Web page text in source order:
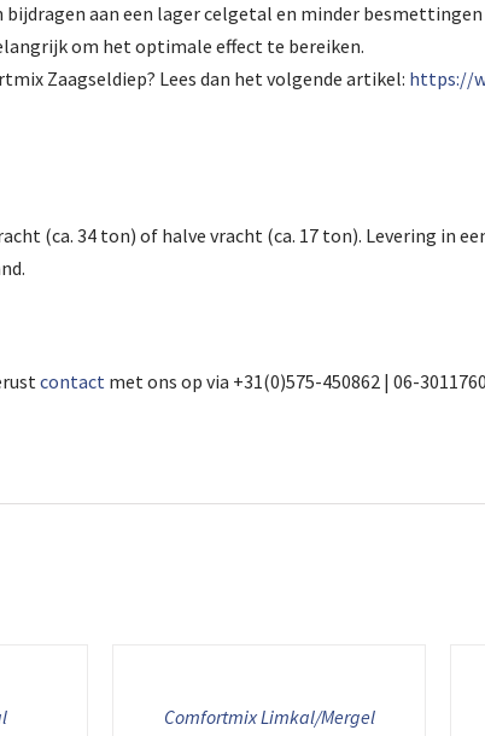
aan een lager celgetal en minder
om het optimale effect te bereiken.
Zaagseldiep? Lees dan het volgende artikel: https://
(ca. 34 ton) of halve vracht (ca. 17 ton). Levering in
contact met ons op via +31(0)575-450862 | 06-
Comfortmix Limkal/Mergel